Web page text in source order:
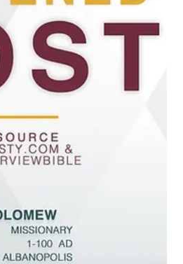
うことになるのです。 心を開くとい
とか ｢理解力を与えた｣ という意味
ていたことが、さらにもっと完全に
す